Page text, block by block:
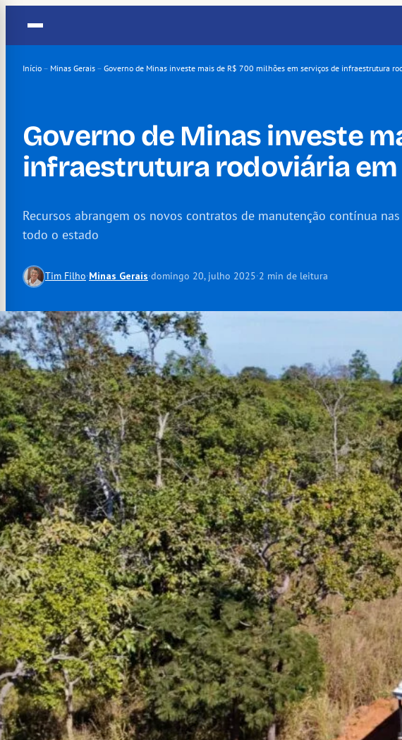
conteúdo
Início – Minas Gerais – Governo de Minas investe mais de R$ 700 milhões em serviços de infraestrutura
Governo de Minas investe
infraestrutura rodoviária
Recursos abrangem os novos contratos de manutenção contínua
todo o estado
Tim Filho·Minas Gerais·domingo 20, julho 2025·2 min de leitura